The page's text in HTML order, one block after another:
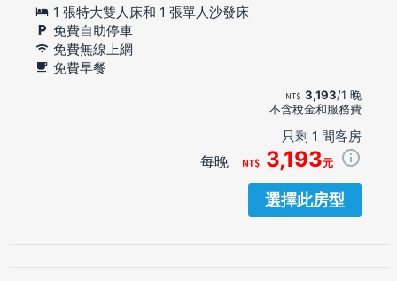
1 張特大雙人床和 1 張單人沙發床
免費自助停車
免費無線上網
免費早餐
3,193/1 晚
不含稅金和服務費
只剩 1 間客房
每晚 3,193元
選擇此房型